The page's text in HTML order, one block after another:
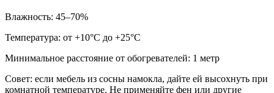
Влажность: 45–70%
Температура: от +10°С до +25°С
Минимальное расстояние от обогревателей: 1 метр
Совет: если мебель из сосны намокла, дайте ей высохнуть при
комнатной температуре. Не применяйте фен или другие